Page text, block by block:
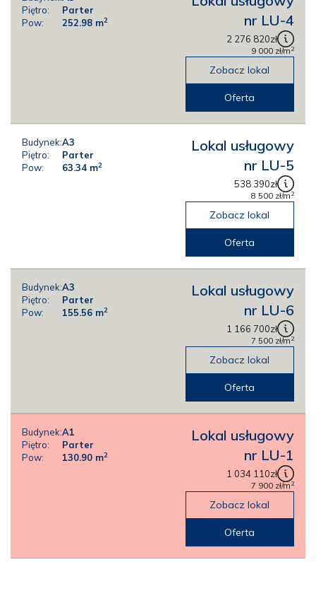
Piętro:
Pow:
Parter
252.98 m2
nr LU-4
2 276 820zł
9 000 zł/m2
Zobacz lokal
Oferta
Budynek:
Piętro:
Pow:
A3
Parter
63.34 m2
Lokal usługowy
nr LU-5
538 390zł
8 500 zł/m2
Zobacz lokal
Oferta
Budynek:
Piętro:
Pow:
A3
Parter
155.56 m2
Lokal usługowy
nr LU-6
1 166 700zł
7 500 zł/m2
Zobacz lokal
Oferta
Budynek:
Piętro:
Pow:
A1
Parter
130.90 m2
Lokal usługowy
nr LU-1
1 034 110zł
7 900 zł/m2
Zobacz lokal
Oferta